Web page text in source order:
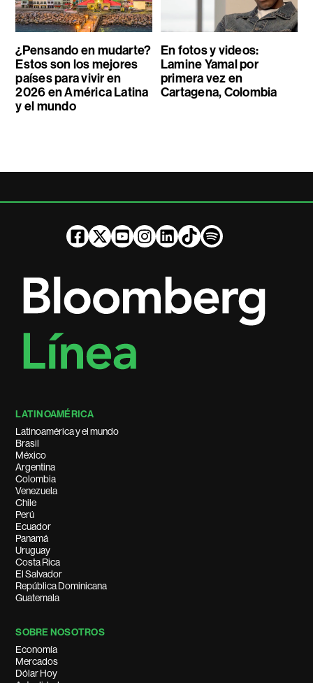
¿Pensando en mudarte?
Estos son los mejores
países para vivir en
2026 en América Latina
y el mundo
En fotos y videos:
Lamine Yamal por
primera vez en
Cartagena, Colombia
LATINOAMÉRICA
Latinoamérica y el mundo
Brasil
México
Argentina
Colombia
Venezuela
Chile
Perú
Ecuador
Panamá
Uruguay
Costa Rica
El Salvador
República Dominicana
Guatemala
SOBRE NOSOTROS
Economía
Mercados
Dólar Hoy